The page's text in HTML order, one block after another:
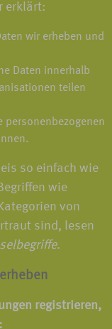
erklärt:
wir erheben und
Daten innerhalb
teilen
personenbezogenen
so einfach wie
wie
von
sind, lesen
.
registrieren,